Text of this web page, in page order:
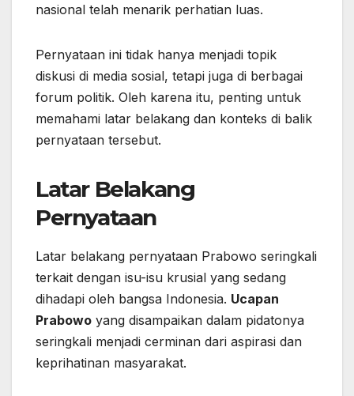
nasional telah menarik perhatian luas.
Pernyataan ini tidak hanya menjadi topik
diskusi di media sosial, tetapi juga di berbagai
forum politik. Oleh karena itu, penting untuk
memahami latar belakang dan konteks di balik
pernyataan tersebut.
Latar Belakang
Pernyataan
Latar belakang pernyataan Prabowo seringkali
terkait dengan isu-isu krusial yang sedang
dihadapi oleh bangsa Indonesia. Ucapan
Prabowo yang disampaikan dalam pidatonya
seringkali menjadi cerminan dari aspirasi dan
keprihatinan masyarakat.